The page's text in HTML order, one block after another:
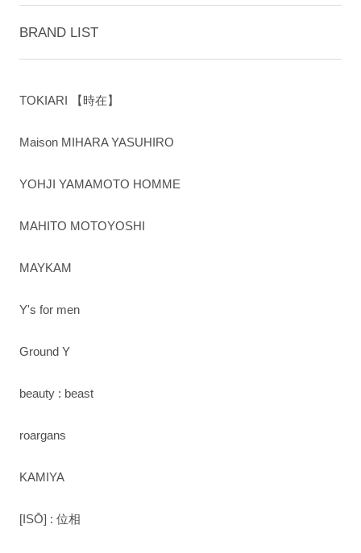
BRAND LIST
TOKIARI 【時在】
Maison MIHARA YASUHIRO
YOHJI YAMAMOTO HOMME
MAHITO MOTOYOSHI
MAYKAM
Y's for men
Ground Y
beauty : beast
roargans
KAMIYA
[ISŌ] : 位相